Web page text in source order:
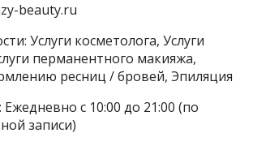
beauty.ru
Услуги косметолога, Услуги
перманентного макияжа,
ресниц / бровей, Эпиляция
с 10:00 до 21:00 (по
записи)